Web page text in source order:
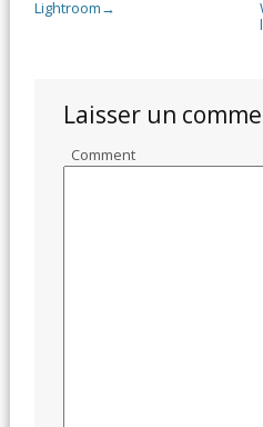
Lightroom →
Laisser un
Comment